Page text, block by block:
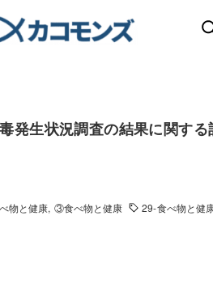
発生状況調査の結果に関する
物と健康 ③食べ物と健康
29-食べ物と健